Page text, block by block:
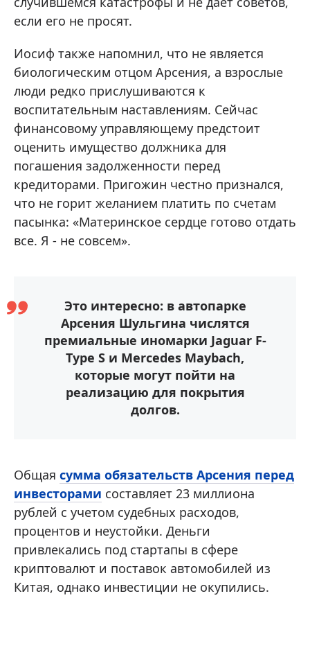
если его не просят.
Иосиф также напомнил, что не является
биологическим отцом Арсения, а взрослые
люди редко прислушиваются к
воспитательным наставлениям. Сейчас
финансовому управляющему предстоит
оценить имущество должника для
погашения задолженности перед
кредиторами. Пригожин честно признался,
что не горит желанием платить по счетам
пасынка: «Материнское сердце готово отдать
все. Я - не совсем».
Это интересно: в автопарке
Арсения Шульгина числятся
премиальные иномарки Jaguar F-
Type S и Mercedes Maybach,
которые могут пойти на
реализацию для покрытия
долгов.
Общая сумма обязательств Арсения перед
инвесторами составляет 23 миллиона
рублей с учетом судебных расходов,
процентов и неустойки. Деньги
привлекались под стартапы в сфере
криптовалют и поставок автомобилей из
Китая, однако инвестиции не окупились.